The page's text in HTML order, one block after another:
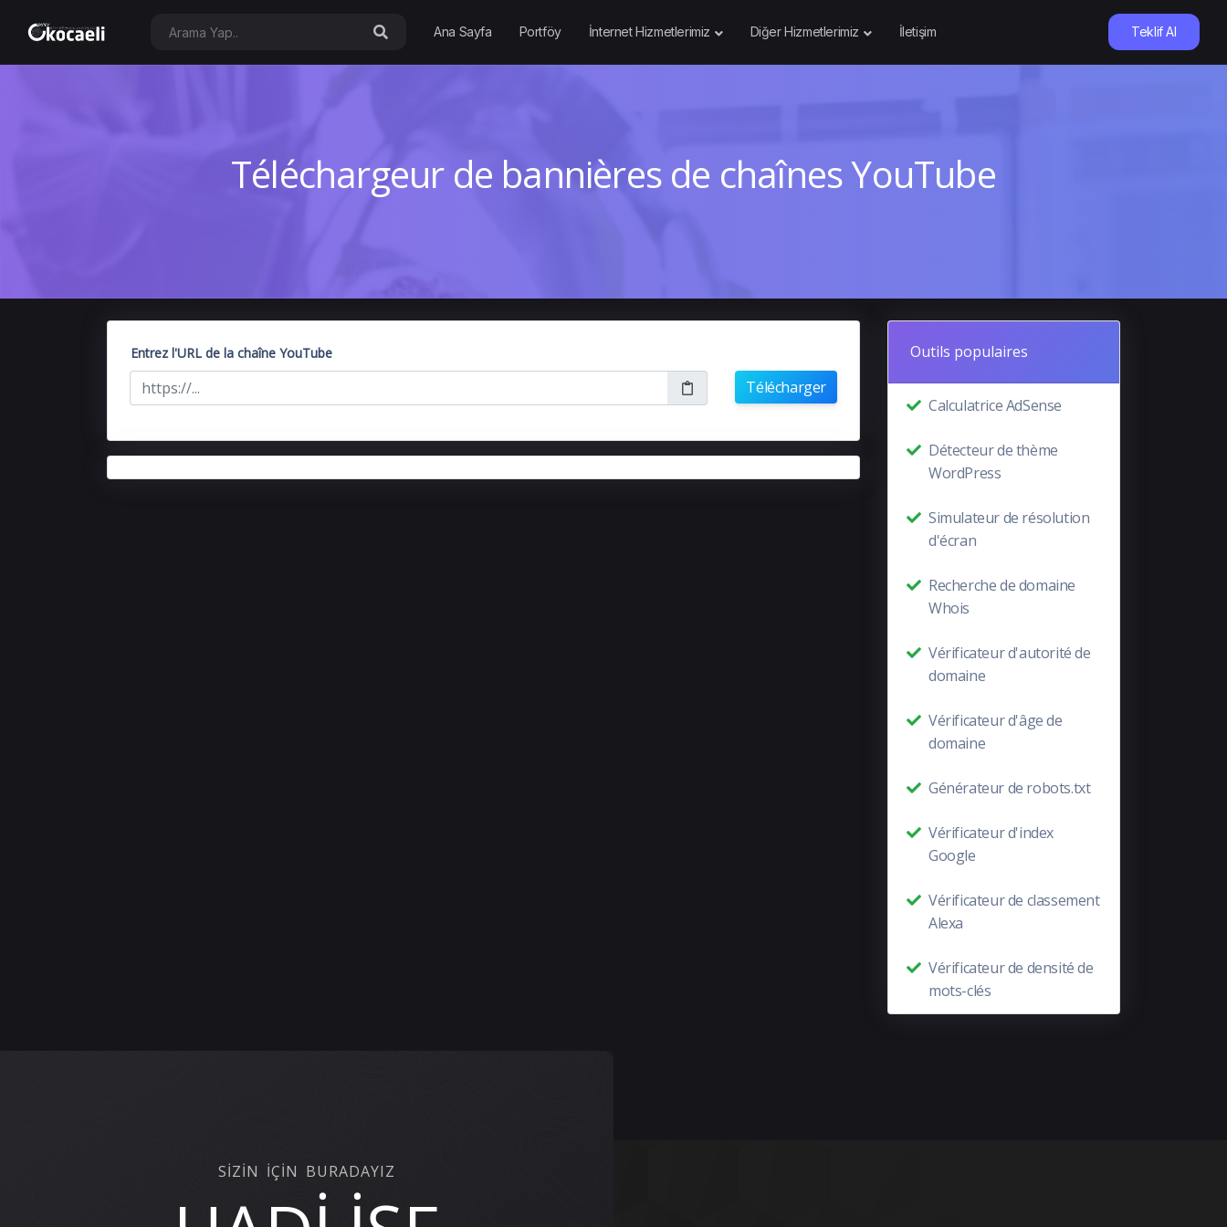
Ana Sayfa Portföy İnternet Hizmetlerimiz Diğer Hizmetlerimiz İletişim Teklif Al
Téléchargeur de bannières de chaînes YouTube
Entrez l'URL de la chaîne YouTube
Télécharger
Outils populaires
Calculatrice AdSense
Détecteur de thème
WordPress
Simulateur de résolution
d'écran
Recherche de domaine
Whois
Vérificateur d'autorité de
domaine
Vérificateur d'âge de
domaine
Générateur de robots.txt
Vérificateur d'index
Google
Vérificateur de classement
Alexa
Vérificateur de densité de
mots-clés
SİZİN İÇİN BURADAYIZ